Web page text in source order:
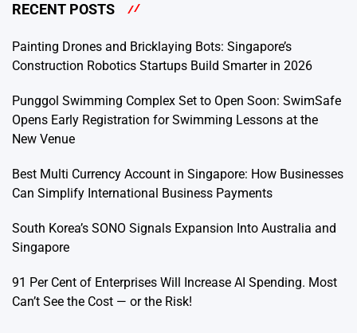
RECENT POSTS
Painting Drones and Bricklaying Bots: Singapore’s
Construction Robotics Startups Build Smarter in 2026
Punggol Swimming Complex Set to Open Soon: SwimSafe
Opens Early Registration for Swimming Lessons at the
New Venue
Best Multi Currency Account in Singapore: How Businesses
Can Simplify International Business Payments
South Korea’s SONO Signals Expansion Into Australia and
Singapore
91 Per Cent of Enterprises Will Increase AI Spending. Most
Can’t See the Cost — or the Risk!